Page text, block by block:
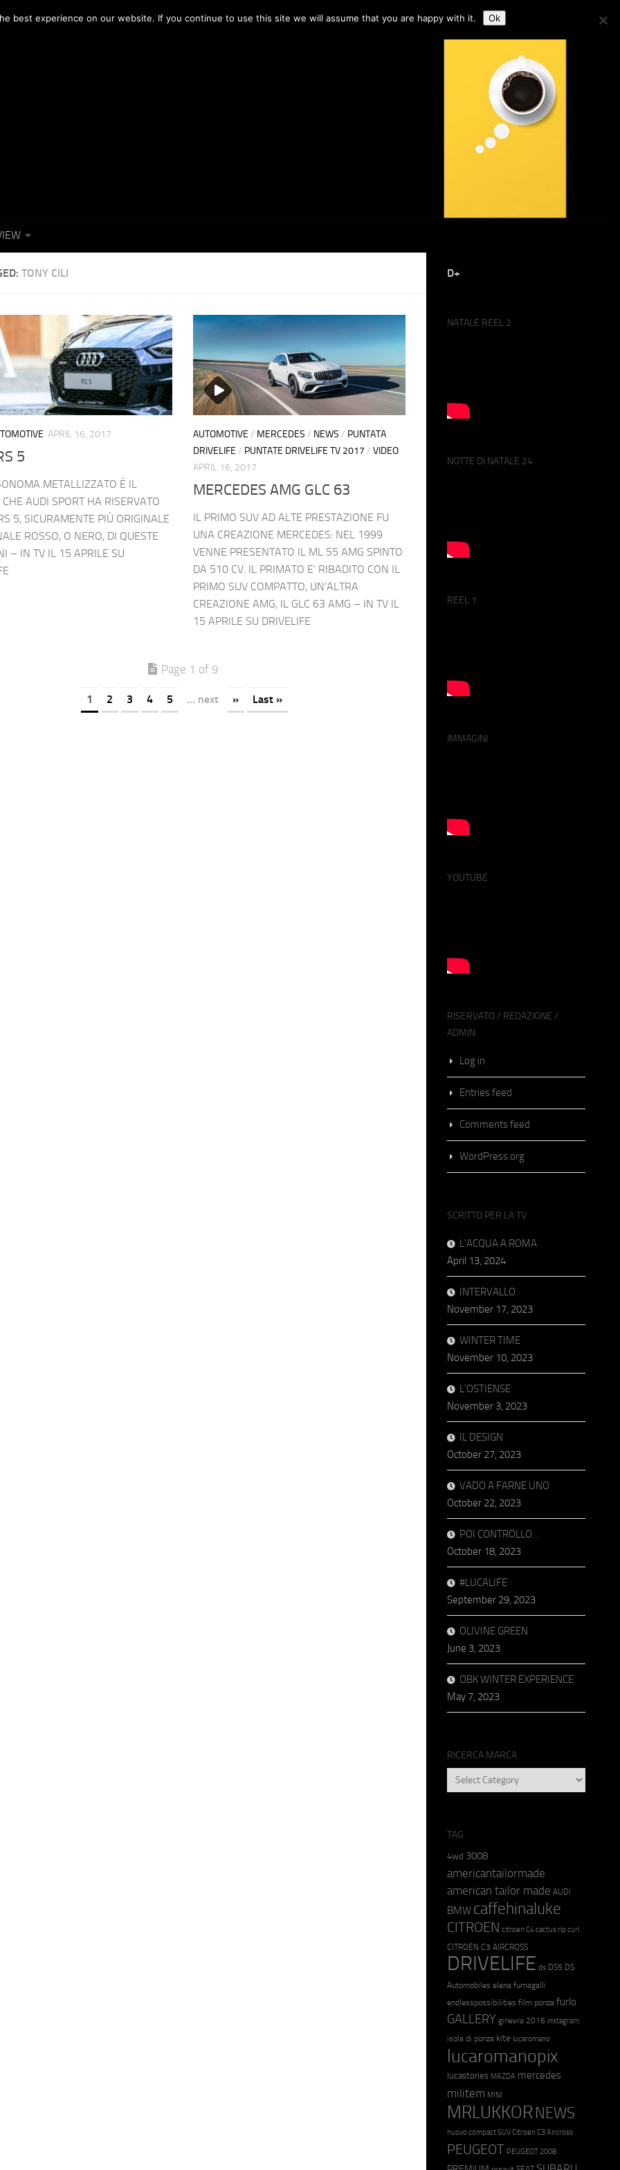
NEWS FACEBOOK
TONY CILI
APRIL 16, 2017
5
METALLIZZATO È IL
CHE AUDI SPORT HA RISERVATO
5, SICURAMENTE PIÙ ORIGINALE
ROSSO, O NERO, DI QUESTE
– IN TV IL 15 APRILE SU
AUTOMOTIVE / MERCEDES / NEWS / PUNTATA
DRIVELIFE / PUNTATE DRIVELIFE TV 2017 / VIDEO
APRIL 16, 2017
MERCEDES AMG GLC 63
IL PRIMO SUV AD ALTE PRESTAZIONE FU
UNA CREAZIONE MERCEDES: NEL 1999
VENNE PRESENTATO IL ML 55 AMG SPINTO
DA 510 CV. IL PRIMATO E’ RIBADITO CON IL
PRIMO SUV COMPATTO, UN’ALTRA
CREAZIONE AMG, IL GLC 63 AMG – IN TV IL
15 APRILE SU DRIVELIFE
Page 1 of 9
1 2 3 4 5 ... next » Last »
D+
NATALE REEL 2
NOTTE DI NATALE 24
REEL 1
IMMAGINI
YOUTUBE
RISERVATO / REDAZIONE /
ADMIN
Log in
Entries feed
Comments feed
WordPress.org
SCRITTO PER LA TV
L’ACQUA A ROMA
April 13, 2024
INTERVALLO
November 17, 2023
WINTER TIME
November 10, 2023
L’OSTIENSE
November 3, 2023
IL DESIGN
October 27, 2023
VADO A FARNE UNO
October 22, 2023
POI CONTROLLO…
October 18, 2023
#LUCALIFE
September 29, 2023
OLIVINE GREEN
June 3, 2023
OBK WINTER EXPERIENCE
May 7, 2023
RICERCA MARCA
RICERCA
MARCA
TAG
4wd 3008
americantailormade
american tailor made AUDI
BMW caffehinaluke
CITROEN citroen C4 cactus rip curl
CITROËN C3 AIRCROSS
DRIVELIFE ds DS5 DS
Automobiles elena fumagalli
endlesspossibilities film ponza furlo
GALLERY ginevra 2016 instagram
isola di ponza kite lucaromano
lucaromanopix
lucastories MAZDA mercedes
militem MINI
MRLUKKOR NEWS
nuovo compact SUV Citroen C3 Aircross
PEUGEOT PEUGEOT 2008
best experience on our website. If you continue to use this site we will assume that you are happy with it. Ok